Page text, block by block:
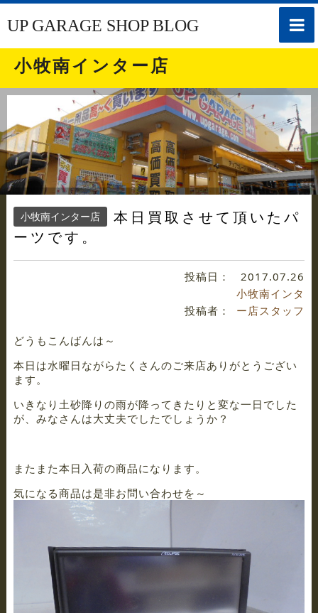
toggle
UP GARAGE SHOP BLOG
小牧南インター店
小牧南インター店
本日買取させて頂いたパ
ーツです。
投稿日： 2017.07.26
投稿者：
小牧南インタ
ー店スタッフ
どうもこんばんは～
本日は水曜日ながらたくさんのご来店ありがとうござい
ます。
いきなり土砂降りの雨が降ってきたりと変な一日でした
が、みなさんは大丈夫でしたでしょうか？
またまた本日入荷の商品になります。
気になる商品は是非お問い合わせを～